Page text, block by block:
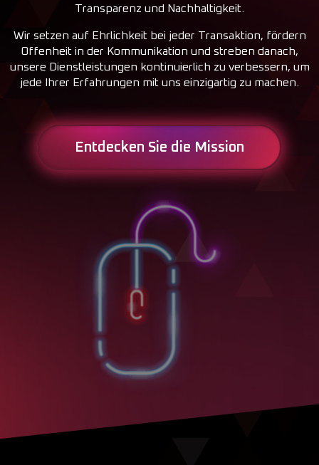
Transparenz und Nachhaltigkeit.
Wir setzen auf Ehrlichkeit bei jeder Transaktion, fördern
Offenheit in der Kommunikation und streben danach,
unsere Dienstleistungen kontinuierlich zu verbessern, um
jede Ihrer Erfahrungen mit uns einzigartig zu machen.
Entdecken Sie die Mission